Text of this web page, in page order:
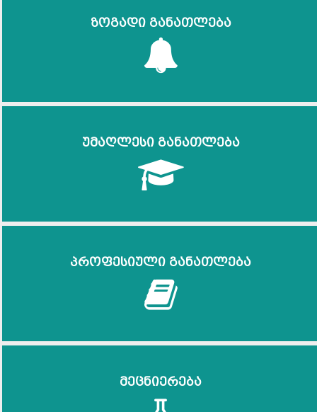
ზოგადი განათლება
უმაღლესი განათლება
პროფესიული განათლება
მეცნიერება